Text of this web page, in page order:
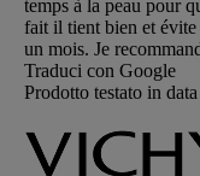
temps à la peau pour
fait il tient bien et évite
un mois. Je
Traduci con Google
Prodotto testato in data